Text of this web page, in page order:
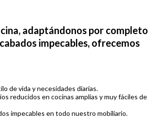
adaptándonos por completo
impecables, ofrecemos
de vida y necesidades diarias.
reducidos en cocinas amplias y muy fáciles de
impecables en todo nuestro mobiliario.